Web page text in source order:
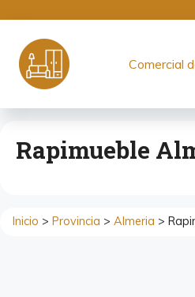
contenido
Comercial
Rapimueble
Inicio > Provincia > Almeria >